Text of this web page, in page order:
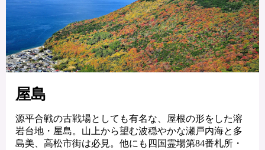
屋島
源平合戦の古戦場としても有名な、屋根の形をした溶
岩台地・屋島。山上から望む波穏やかな瀬戸内海と多
島美、高松市街は必見。他にも四国霊場第84番札所・